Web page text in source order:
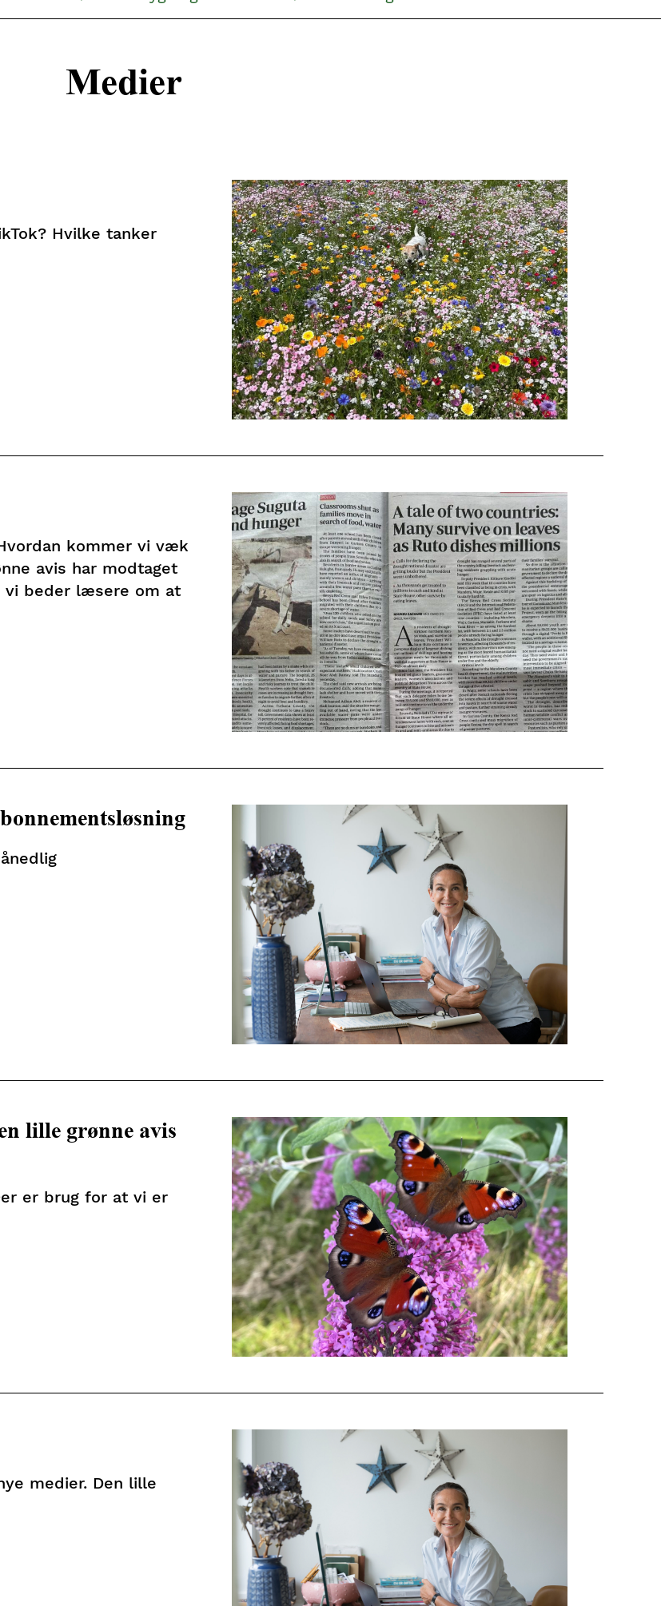
Medier
Hvilke tanker
kommer vi væk
avis har modtaget
vi beder læsere om at
lille grønne avis
er brug for at vi er
medier. Den lille